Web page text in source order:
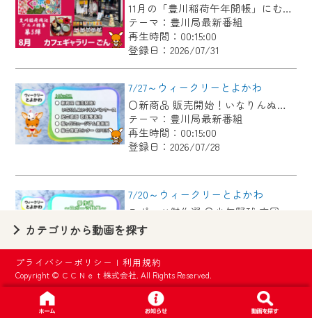
11月の「豊川稲荷午年開帳」にむけて、毎月豊川稲荷周辺のグルメを紹介します！ 今回は狐のグッズや縁起物を展示＆販売している古民家カフェ！自慢のお狐ぜんざいやお狐メニューが食べられます♪
テーマ：豊川局最新番組
再生時間：00:15:00
登録日：2026/07/31
7/27～ウィークリーとよかわ
〇新商品 販売開始！いなりんぬいぐるみペンケース 〇足立歌謡 歌謡発表会 〇桜ヶ丘ミュージアム美術展 〇総合保健センター OPEN
テーマ：豊川局最新番組
再生時間：00:15:00
登録日：2026/07/28
7/20～ウィークリーとよかわ
テーマ：豊川局最新番組
再生時間：00:15:00
登録日：2026/07/20
7/13～ウィークリーとよかわ
カテゴリから動画を探す
プライバシーポリシー |利用規約
Copyright © ＣＣＮｅｔ株式会社. All Rights Reserved.
【ご注意】
2024年9月24日からはご加入者様へのサー
ビス向上のため、
『CCNet Web TV』を利用いただくには、
一部コンテンツを除き、
CCNetサービスへの加入と『CCNetマイ
ページ※』へのログインが必要となりま
す。
いたします。
要となります。
※MyIDとは、CCNet Web TVを含むCCNetの
各種サービスをご利用頂くためのIDです。
IDはお客様が使っているメールアドレス
で設定できます。